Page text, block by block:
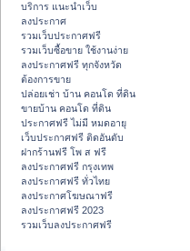
บริการ แนะนำเว็บ
ลงประกาศ
รวมเว็บประกาศฟรี
รวมเว็บซื้อขาย ใช้งานง่าย
ลงประกาศฟรี ทุกจังหวัด
ต้องการขาย
ปล่อยเช่า บ้าน คอนโด ที่ดิน
ขายบ้าน คอนโด ที่ดิน
ประกาศฟรี ไม่มี หมดอายุ
เว็บประกาศฟรี ติดอันดับ
ฝากร้านฟรี โพ ส ฟรี
ลงประกาศฟรี กรุงเทพ
ลงประกาศฟรี ทั่วไทย
ลงประกาศโฆษณาฟรี
ลงประกาศฟรี 2023
รวมเว็บลงประกาศฟรี